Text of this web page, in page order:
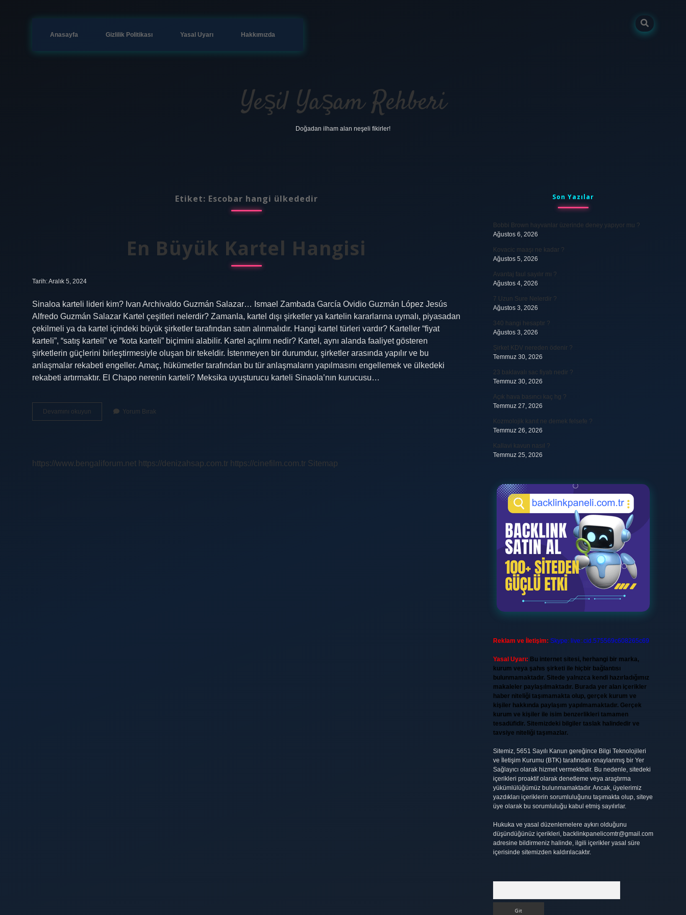
Anasayfa Gizlilik Politikası Yasal Uyarı Hakkımızda
Yeşil Yaşam Rehberi
Doğadan ilham alan neşeli fikirler!
Etiket: Escobar hangi ülkededir
En Büyük Kartel Hangisi
Tarih: Aralık 5, 2024
Sinaloa karteli lideri kim? Ivan Archivaldo Guzmán Salazar… Ismael Zambada García Ovidio Guzmán López Jesús
Alfredo Guzmán Salazar Kartel çeşitleri nelerdir? Zamanla, kartel dışı şirketler ya kartelin kararlarına uymalı, piyasadan
çekilmeli ya da kartel içindeki büyük şirketler tarafından satın alınmalıdır. Hangi kartel türleri vardır? Karteller “fiyat
karteli”, “satış karteli” ve “kota karteli” biçimini alabilir. Kartel açılımı nedir? Kartel, aynı alanda faaliyet gösteren
şirketlerin güçlerini birleştirmesiyle oluşan bir tekeldir. İstenmeyen bir durumdur, şirketler arasında yapılır ve bu
anlaşmalar rekabeti engeller. Amaç, hükümetler tarafından bu tür anlaşmaların yapılmasını engellemek ve ülkedeki
rekabeti artırmaktır. El Chapo nerenin karteli? Meksika uyuşturucu karteli Sinaola’nın kurucusu…
Devamını okuyun
Büyük
Yorum Bırak
https://www.bengaliforum.net https://denizahsap.com.tr https://cinefilm.com.tr Sitemap
SidebarSon Yazılar
Bobbi Brown hayvanlar üzerinde deney yapıyor mu ?
Ağustos 6, 2026
Kovacic maaşı ne kadar ?
Ağustos 5, 2026
Avantaj faul sayılır mı ?
Ağustos 4, 2026
7 Uzun Sure Nelerdir ?
Ağustos 3, 2026
340 hangi hesaptır ?
Ağustos 3, 2026
Şirket KDV nereden ödenir ?
Temmuz 30, 2026
23 baklavalı sac fiyatı nedir ?
Temmuz 30, 2026
Açık hava basıncı kaç hg ?
Temmuz 27, 2026
Kozmolojik kanıt ne demek felsefe ?
Temmuz 26, 2026
Kallavi kavun nasıl ?
Temmuz 25, 2026
Reklam ve İletişim: Skype: live:.cid.575569c608265c69
Yasal Uyarı: Bu internet sitesi, herhangi bir marka,
kurum veya şahıs şirketi ile hiçbir bağlantısı
bulunmamaktadır. Sitede yalnızca kendi hazırladığımız
makaleler paylaşılmaktadır. Burada yer alan içerikler
haber niteliği taşımamakta olup, gerçek kurum ve
kişiler hakkında paylaşım yapılmamaktadır. Gerçek
kurum ve kişiler ile isim benzerlikleri tamamen
tesadüfidir. Sitemizdeki bilgiler taslak halindedir ve
tavsiye niteliği taşımazlar.
Sitemiz, 5651 Sayılı Kanun gereğince Bilgi Teknolojileri
ve İletişim Kurumu (BTK) tarafından onaylanmış bir Yer
Sağlayıcı olarak hizmet vermektedir. Bu nedenle, sitedeki
içerikleri proaktif olarak denetleme veya araştırma
yükümlülüğümüz bulunmamaktadır. Ancak, üyelerimiz
yazdıkları içeriklerin sorumluluğunu taşımakta olup, siteye
üye olarak bu sorumluluğu kabul etmiş sayılırlar.
Hukuka ve yasal düzenlemelere aykırı olduğunu
düşündüğünüz içerikleri, backlinkpanelicomtr@gmail.com
adresine bildirmeniz halinde, ilgili içerikler yasal süre
içerisinde sitemizden kaldırılacaktır.